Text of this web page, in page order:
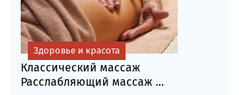
Классический массаж
Расслабляющий массаж ...
Здоровье и красота